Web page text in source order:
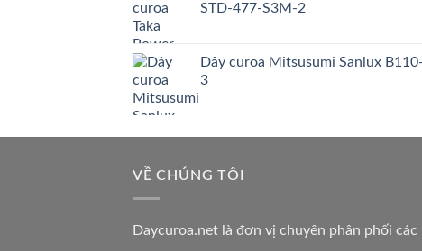
STD-477-S3M-2
Dây curoa Mitsusumi Sanlux B110-
3
VỀ CHÚNG TÔI
Daycuroa.net là đơn vị chuyên phân phối các